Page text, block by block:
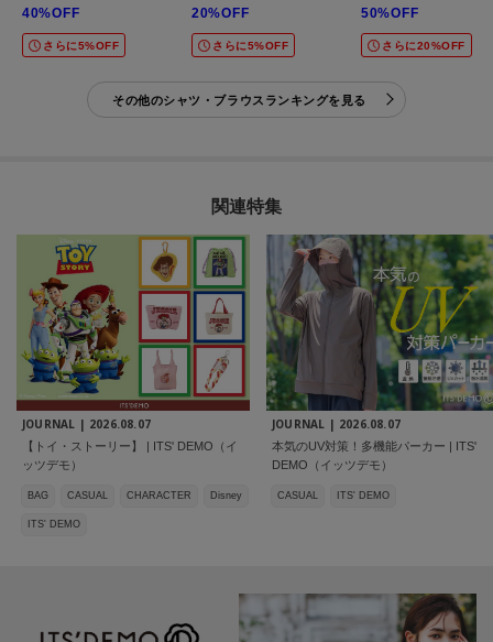
40%OFF
さらに5%OFF
20%OFF
さらに5%OFF
50%OFF
さらに20%OFF
その他のシャツ・ブラウスランキングを見る
関連特集
JOURNAL | 2026.08.07
【トイ・ストーリー】 | ITS' DEMO（イ
ッツデモ）
BAG CASUAL CHARACTER Disney
ITS' DEMO
JOURNAL | 2026.08.07
本気のUV対策！多機能パーカー | ITS'
DEMO（イッツデモ）
CASUAL ITS' DEMO